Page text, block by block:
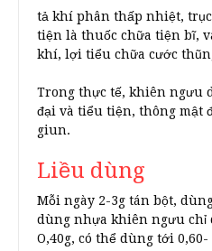
tả khí phân thấp nhiệt,
tiện là thuốc chữa tiện bĩ,
khí, lợi tiểu chữa cước
Trong thực tế, khiên ngưu
đại và tiểu tiện, thông mật
giun.
Liều dùng
Mỗi ngày 2-3g tán bột,
dùng nhựa khiên ngưu chỉ
O,40g, có thể dùng tới 0,60-